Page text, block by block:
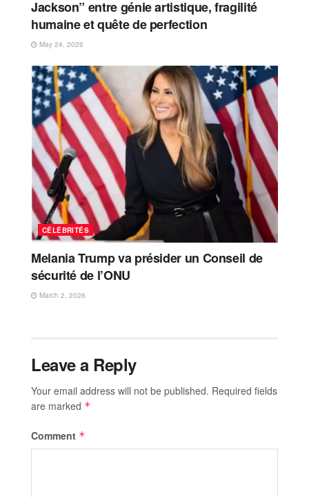
Jackson” entre génie artistique, fragilité
humaine et quête de perfection
May 24, 2026
CÉLÉBRITÉS
Melania Trump va présider un Conseil de
sécurité de l’ONU
March 2, 2026
Leave a Reply
Your email address will not be published. Required fields
are marked *
Comment *